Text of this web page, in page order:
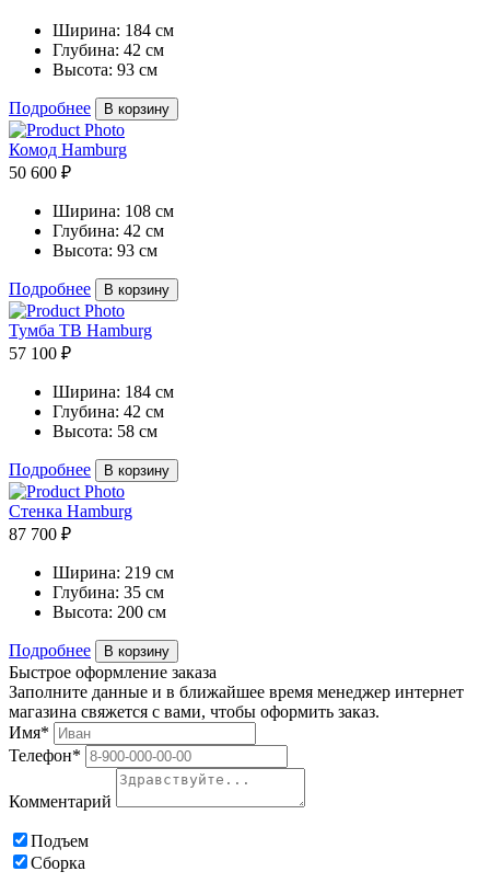
Ширина: 184 см
Глубина: 42 см
Высота: 93 см
Подробнее В корзину
Комод Hamburg
50 600 ₽
Ширина: 108 см
Глубина: 42 см
Высота: 93 см
Подробнее В корзину
Тумба ТВ Hamburg
57 100 ₽
Ширина: 184 см
Глубина: 42 см
Высота: 58 см
Подробнее В корзину
Стенка Hamburg
87 700 ₽
Ширина: 219 см
Глубина: 35 см
Высота: 200 см
Подробнее В корзину
Быстрое оформление заказа
Заполните данные и в ближайшее время менеджер интернет
магазина свяжется с вами, чтобы оформить заказ.
Имя*
Телефон*
Комментарий
Подъем
Сборка